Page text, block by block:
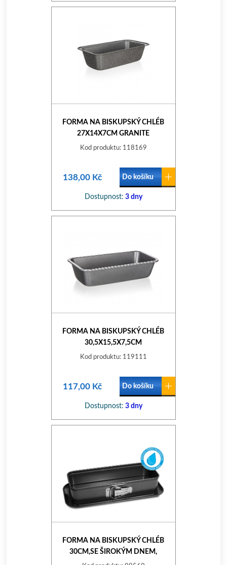
FORMA NA BISKUPSKÝ CHLÉB
27X14X7CM GRANITE
NEPŘILN.POVRCH
Kod produktu: 118169
138,00 Kč Do košíku
Dostupnost: 3 dny
FORMA NA BISKUPSKÝ CHLÉB
30,5X15,5X7,5CM
NEPŘILN.POVRCH
Kod produktu: 119111
117,00 Kč Do košíku
Dostupnost: 3 dny
FORMA NA BISKUPSKÝ CHLÉB
30CM,SE ŠIROKÝM DNEM,
NEPŘILN.POVRCH